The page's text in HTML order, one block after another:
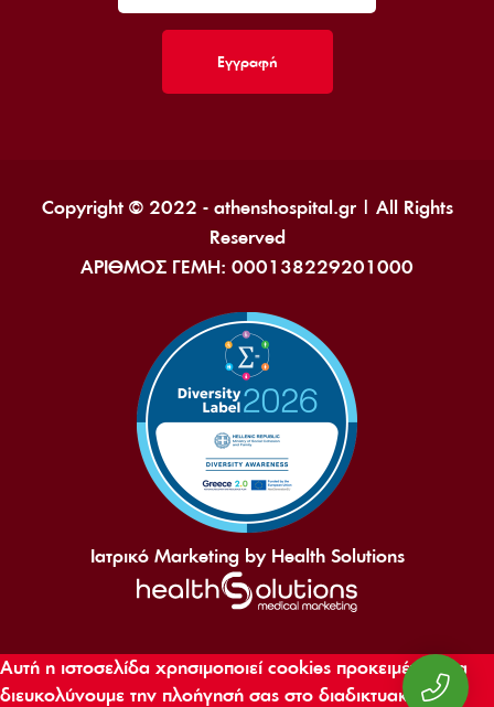
Copyright © 2022 - athenshospital.gr | All Rights
Reserved
ΑΡΙΘΜΟΣ ΓΕΜΗ: 000138229201000
Ιατρικό Marketing by Health Solutions
Αυτή η ιστοσελίδα χρησιμοποιεί cookies προκειμένου να
διευκολύνουμε την πλοήγησή σας στο διαδικτυακό μας